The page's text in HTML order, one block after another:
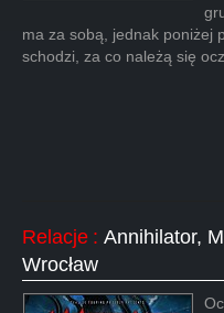
ma za sobą, jednak poniżej
schodzi, za co należą się
Relacje : Annihilator,
Wrocław